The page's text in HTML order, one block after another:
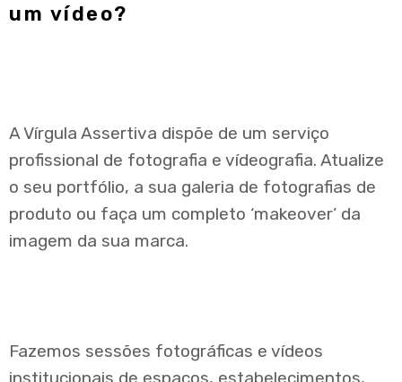
um vídeo?
A Vírgula Assertiva dispõe de um serviço
profissional de fotografia e vídeografia. Atualize
o seu portfólio, a sua galeria de fotografias de
produto ou faça um completo ‘makeover’ da
imagem da sua marca.
Fazemos sessões fotográficas e vídeos
institucionais de espaços, estabelecimentos,